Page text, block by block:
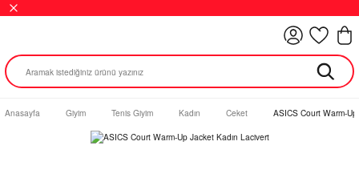
Anasayfa Giyim Tenis Giyim Kadın Ceket ASICS Court Warm-